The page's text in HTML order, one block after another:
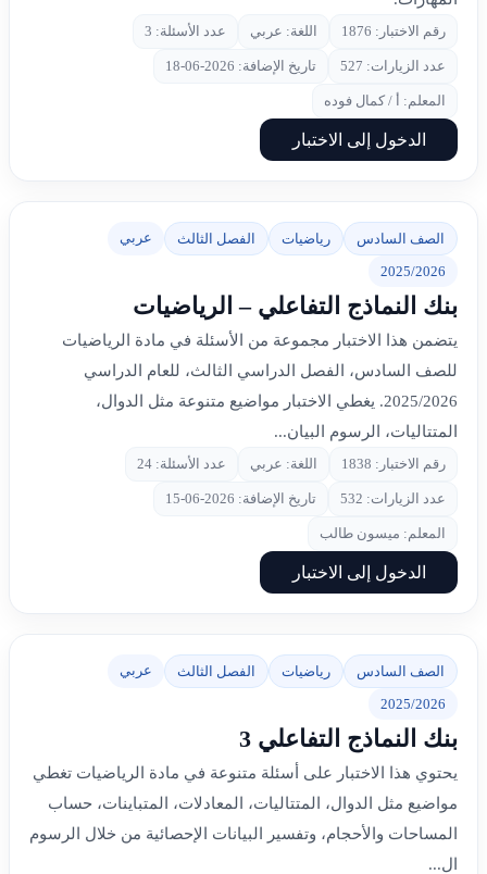
رقم الاختبار: 1876 اللغة: عربي عدد الأسئلة: 3
عدد الزيارات: 527 تاريخ الإضافة: 2026-06-18
المعلم: أ / كمال فوده
الدخول إلى الاختبار
الصف السادس رياضيات الفصل الثالث عربي
2025/2026
بنك النماذج التفاعلي – الرياضيات
يتضمن هذا الاختبار مجموعة من الأسئلة في مادة الرياضيات
للصف السادس، الفصل الدراسي الثالث، للعام الدراسي
2025/2026. يغطي الاختبار مواضيع متنوعة مثل الدوال،
المتتاليات، الرسوم البيان...
رقم الاختبار: 1838 اللغة: عربي عدد الأسئلة: 24
عدد الزيارات: 532 تاريخ الإضافة: 2026-06-15
المعلم: ميسون طالب
الدخول إلى الاختبار
الصف السادس رياضيات الفصل الثالث عربي
2025/2026
بنك النماذج التفاعلي 3
يحتوي هذا الاختبار على أسئلة متنوعة في مادة الرياضيات تغطي
مواضيع مثل الدوال، المتتاليات، المعادلات، المتباينات، حساب
المساحات والأحجام، وتفسير البيانات الإحصائية من خلال الرسوم
ال...